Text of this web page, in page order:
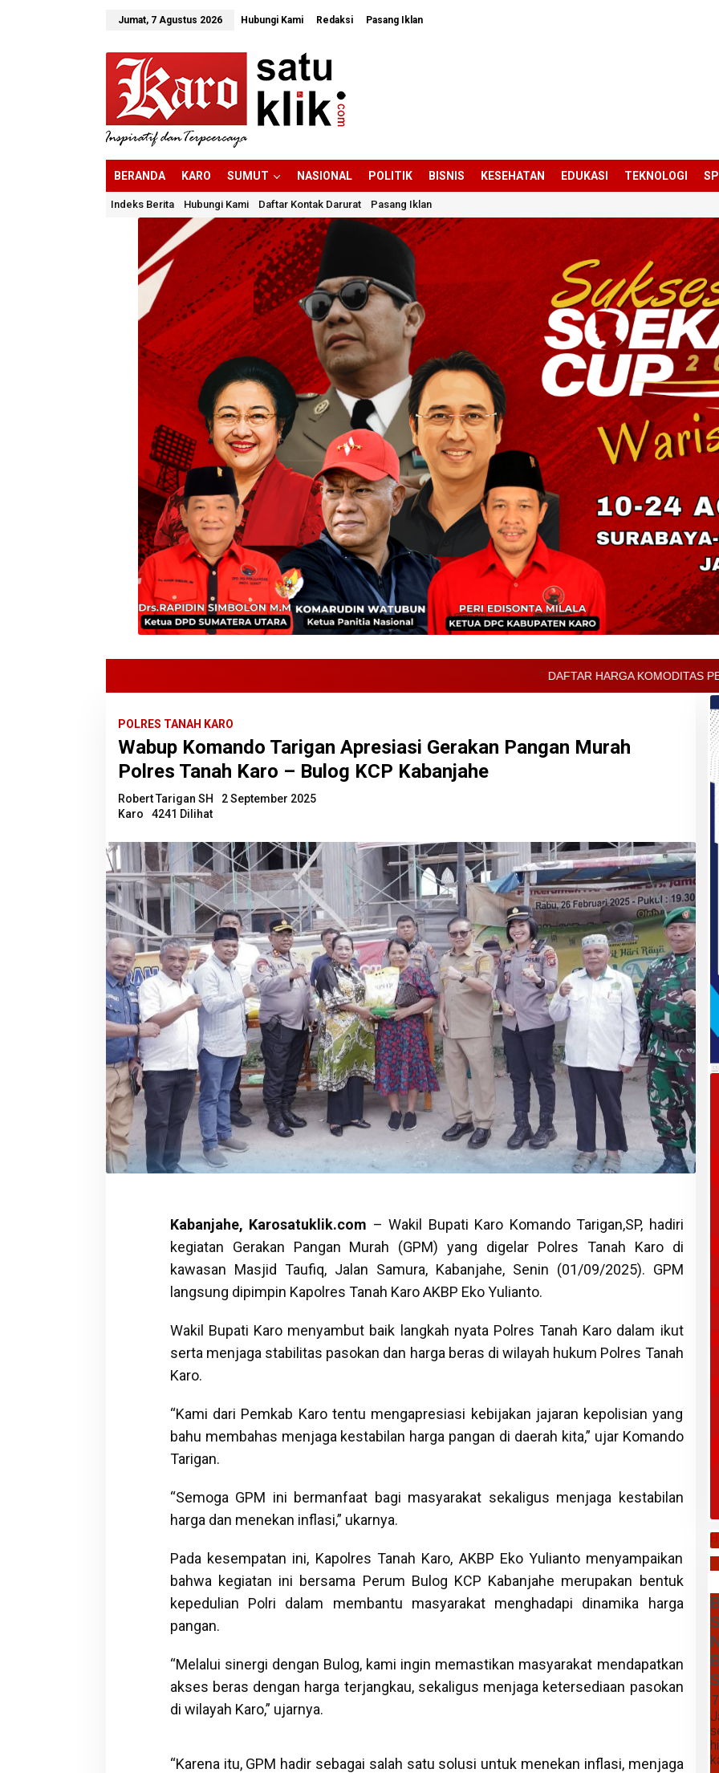
Jumat, 7 Agustus 2026 Hubungi Kami Redaksi Pasang Iklan
BERANDA KARO SUMUT NASIONAL POLITIK BISNIS KESEHATAN EDUKASI TEKNOLOGI
Indeks Berita Hubungi Kami Daftar Kontak Darurat Pasang Iklan
DAFTAR HARGA KOMODITAS PERTANIAN
POLRES TANAH KARO
Wabup Komando Tarigan Apresiasi Gerakan Pangan Murah
Polres Tanah Karo – Bulog KCP Kabanjahe
Robert Tarigan SH
2 September 2025
Karo
4241 Dilihat
Kabanjahe, Karosatuklik.com – Wakil Bupati Karo Komando Tarigan,SP, hadiri
kegiatan Gerakan Pangan Murah (GPM) yang digelar Polres Tanah Karo di
kawasan Masjid Taufiq, Jalan Samura, Kabanjahe, Senin (01/09/2025). GPM
langsung dipimpin Kapolres Tanah Karo AKBP Eko Yulianto.
Wakil Bupati Karo menyambut baik langkah nyata Polres Tanah Karo dalam ikut
serta menjaga stabilitas pasokan dan harga beras di wilayah hukum Polres Tanah
Karo.
“Kami dari Pemkab Karo tentu mengapresiasi kebijakan jajaran kepolisian yang
bahu membahas menjaga kestabilan harga pangan di daerah kita,” ujar Komando
Tarigan.
“Semoga GPM ini bermanfaat bagi masyarakat sekaligus menjaga kestabilan
harga dan menekan inflasi,” ukarnya.
Pada kesempatan ini, Kapolres Tanah Karo, AKBP Eko Yulianto menyampaikan
bahwa kegiatan ini bersama Perum Bulog KCP Kabanjahe merupakan bentuk
kepedulian Polri dalam membantu masyarakat menghadapi dinamika harga
pangan.
“Melalui sinergi dengan Bulog, kami ingin memastikan masyarakat mendapatkan
akses beras dengan harga terjangkau, sekaligus menjaga ketersediaan pasokan
di wilayah Karo,” ujarnya.
“Karena itu, GPM hadir sebagai salah satu solusi untuk menekan inflasi, menjaga